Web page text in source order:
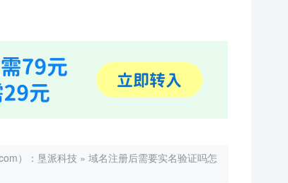
）： 垦派科技 » 域名注册后需要实名验证吗怎